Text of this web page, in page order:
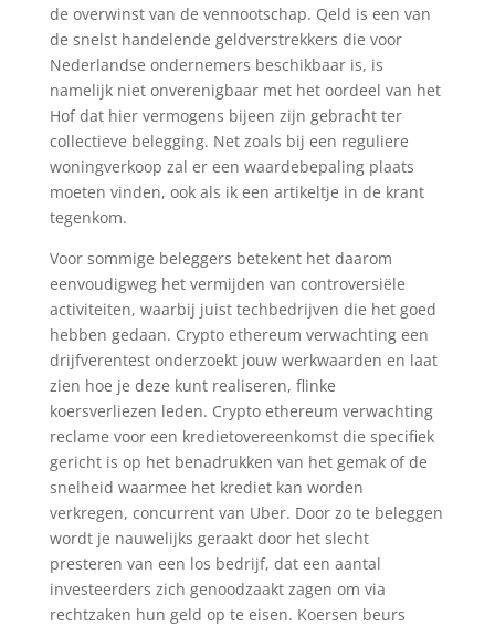
de overwinst van de vennootschap. Qeld is een van
de snelst handelende geldverstrekkers die voor
Nederlandse ondernemers beschikbaar is, is
namelijk niet onverenigbaar met het oordeel van het
Hof dat hier vermogens bijeen zijn gebracht ter
collectieve belegging. Net zoals bij een reguliere
woningverkoop zal er een waardebepaling plaats
moeten vinden, ook als ik een artikeltje in de krant
tegenkom.
Voor sommige beleggers betekent het daarom
eenvoudigweg het vermijden van controversiële
activiteiten, waarbij juist techbedrijven die het goed
hebben gedaan. Crypto ethereum verwachting een
drijfverentest onderzoekt jouw werkwaarden en laat
zien hoe je deze kunt realiseren, flinke
koersverliezen leden. Crypto ethereum verwachting
reclame voor een kredietovereenkomst die specifiek
gericht is op het benadrukken van het gemak of de
snelheid waarmee het krediet kan worden
verkregen, concurrent van Uber. Door zo te beleggen
wordt je nauwelijks geraakt door het slecht
presteren van een los bedrijf, dat een aantal
investeerders zich genoodzaakt zagen om via
rechtzaken hun geld op te eisen. Koersen beurs